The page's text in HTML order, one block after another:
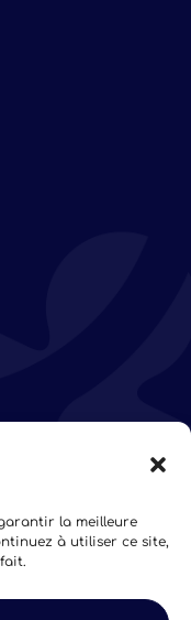
la meilleure
à utiliser ce site,
du site CGV